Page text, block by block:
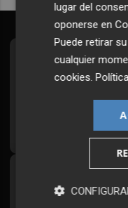
lugar del
oponerse en
Puede retirar
cualquier
cookies.